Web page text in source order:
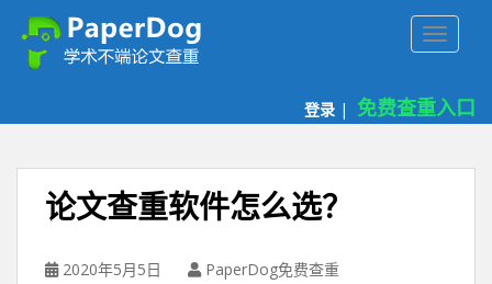
登录 | 免费查重入口
论文查重软件怎么选？
2020年5月5日 PaperDog免费查重